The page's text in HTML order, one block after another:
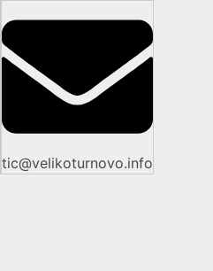
tic@velikoturnovo.info